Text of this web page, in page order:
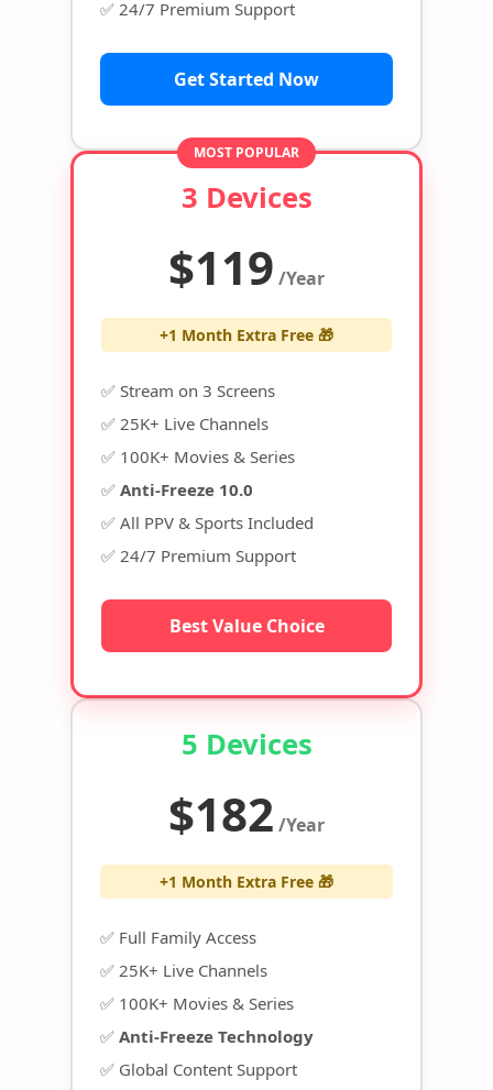
✅ 24/7 Premium Support
Get Started Now
MOST POPULAR
3 Devices
$119 /Year
+1 Month Extra Free 🎁
✅ Stream on 3 Screens
✅ 25K+ Live Channels
✅ 100K+ Movies & Series
✅ Anti-Freeze 10.0
✅ All PPV & Sports Included
✅ 24/7 Premium Support
Best Value Choice
5 Devices
$182 /Year
+1 Month Extra Free 🎁
✅ Full Family Access
✅ 25K+ Live Channels
✅ 100K+ Movies & Series
✅ Anti-Freeze Technology
✅ Global Content Support